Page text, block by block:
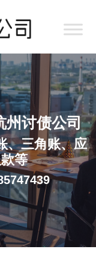
州讨债公司
、三角账、应
等